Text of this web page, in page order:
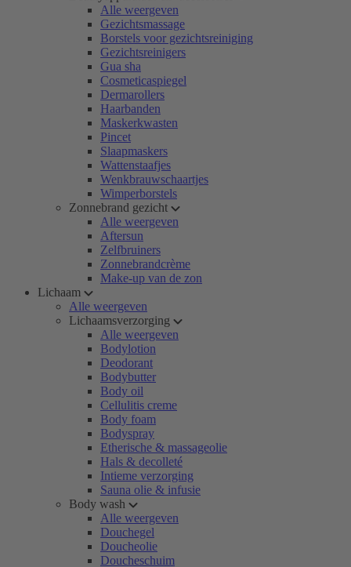
Alle weergeven
Gezichtsmassage
Borstels voor gezichtsreiniging
Gezichtsreinigers
Gua sha
Cosmeticaspiegel
Dermarollers
Haarbanden
Maskerkwasten
Pincet
Slaapmaskers
Wattenstaafjes
Wenkbrauwschaartjes
Wimperborstels
Zonnebrand gezicht
Alle weergeven
Aftersun
Zelfbruiners
Zonnebrandcrème
Make-up van de zon
Lichaam
Alle weergeven
Lichaamsverzorging
Alle weergeven
Bodylotion
Deodorant
Bodybutter
Body oil
Cellulitis creme
Body foam
Bodyspray
Etherische & massageolie
Hals & decolleté
Intieme verzorging
Sauna olie & infusie
Body wash
Alle weergeven
Douchegel
Doucheolie
Doucheschuim